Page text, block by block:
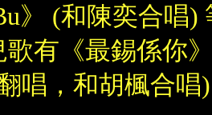
》
(和陳奕合唱)
歌有 《最錫係你
唱，和胡楓合唱